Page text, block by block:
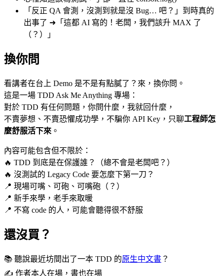
「反正 QA 會測，沒測到就是沒 Bug… 吧？」到時真的
出事了 ➜「這都 AI 寫的！老闆，我們該升 MAX 了
（？）」
換你問
看講者在台上 Demo 是不是有點膩了？來，換你問。
這是一場 TDD Ask Me Anything 專場：
對於 TDD 有任何問題，你問什麼，我就回什麼，
不賣夢想、不賣恐懼成功學，不騙你 API Key，只聊工程師怎
麼舒服活下來 。
內容可能包含但不限於：
🔥 TDD 到底是在保護誰？（總不會是老闆吧？）
🔥 沒測試的 Legacy Code 要怎麼下第一刀？
📍 現場可嘴、可砲、可嘴砲（？）
📍 新手來學，老手來取暖
📍 不寫 code 的人，可能會聽得很不舒服
還沒買？
📚 聽說最近坊間出了一本 TDD 的原生中文書 ？
✍️ 作者本人在場，書也在場